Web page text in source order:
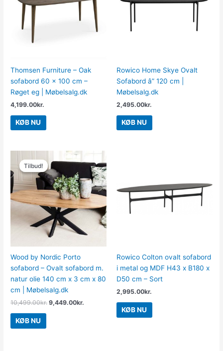
Thomsen Furniture – Oak
sofabord 60 x 100 cm –
Røget eg | Møbelsalg.dk
4,199.00kr.
KØB NU
Rowico Home Skye Ovalt
Sofabord â” 120 cm |
Møbelsalg.dk
2,495.00kr.
KØB NU
Tilbud!
Tilbud!
Wood by Nordic Porto
sofabord – Ovalt sofabord m.
natur olie 140 cm x 3 cm x 80
cm | Møbelsalg.dk
10,499.00kr.
oprindelige
pris
var:
10,499.00kr..
9,449.00kr.
aktuelle
pris
er:
9,449.00kr..
KØB NU
Rowico Colton ovalt sofabord
i metal og MDF H43 x B180 x
D50 cm – Sort
2,995.00kr.
KØB NU